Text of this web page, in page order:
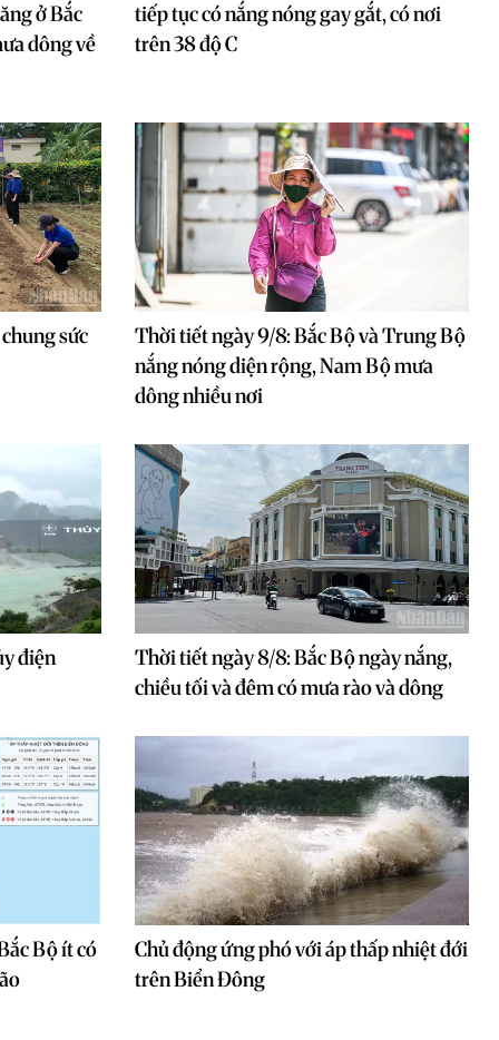
ở Bắc
dông về
tiếp tục có nắng nóng gay gắt, có nơi
trên 38 độ C
sức
Thời tiết ngày 9/8: Bắc Bộ và Trung Bộ
nắng nóng diện rộng, Nam Bộ mưa
dông nhiều nơi
điện
Thời tiết ngày 8/8: Bắc Bộ ngày nắng,
chiều tối và đêm có mưa rào và dông
Bộ ít có
Chủ động ứng phó với áp thấp nhiệt đới
trên Biển Đông